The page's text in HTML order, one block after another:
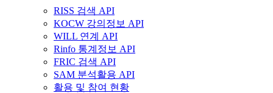
RISS 검색 API
KOCW 강의정보 API
WILL 연계 API
Rinfo 통계정보 API
FRIC 검색 API
SAM 분석활용 API
활용 및 참여 현황